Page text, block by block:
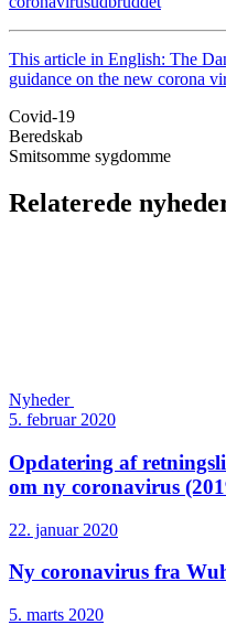
This article in English: The
guidance on the new corona
Covid-19
Beredskab
Smitsomme sygdomme
Relaterede
Nyheder
5. februar 2020
Opdatering af
om ny coronavirus
22. januar 2020
Ny coronavirus fra
5. marts 2020